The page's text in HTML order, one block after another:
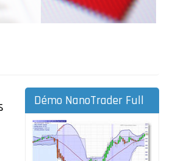
Démo NanoTrader Full